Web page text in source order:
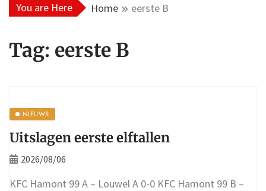
You are Here Home eerste B
Tag: eerste B
NIEUWS
Uitslagen eerste elftallen
2026/08/06
KFC Hamont 99 A – Louwel A 0-0 KFC Hamont 99 B –